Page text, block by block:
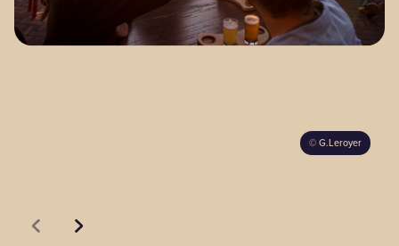
Our territories
©G.Leroyer